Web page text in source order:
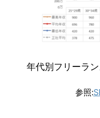
年代別フリーラ
参照: